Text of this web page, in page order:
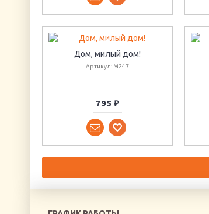
Дом, милый дом!
Артикул: M247
795 ₽